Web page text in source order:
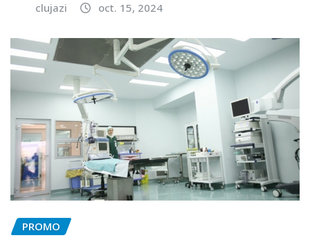
clujazi oct. 15, 2024
PROMO